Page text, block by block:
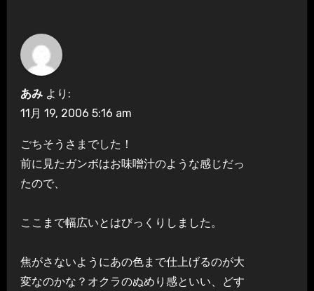
あみ より:
11月 19, 2006 5:16 am
ごちそうさまでした！
前に見たガンボはお味噌汁のような感じだっ
たので、
ここまで幅広いとはびっくりしました。
焦がさないようにあの色まで仕上げるのが大
変なのかな？オクラのぬめり感といい、どす